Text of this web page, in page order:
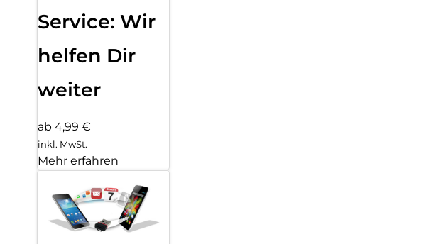
Service: Wir
helfen Dir
weiter
ab 4,99 €
inkl. MwSt.
Mehr erfahren